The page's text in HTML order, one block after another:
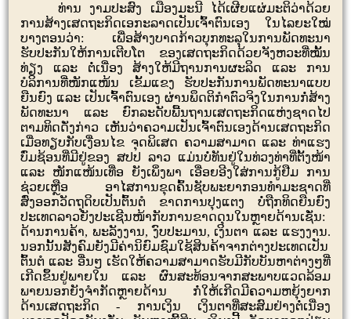
ທ່ານ ງາມປະສົງ ເມືອງມະນີ ໄດ້ເຜີຍແຜ່ມະຕິວ່າດ້ວຍ
ການສ້າງເສດຖະກິດເອກະລາດເປັນເຈົ້າຕົນເອງ ໃນໄລຍະໃໝ່
ບາງຕອນວ່າ: ເພື່ອສ້າງບາດກ້າວບຸກທະລຸໃນການພັດທະນາ
ຮັບປະກັນໃຫ້ການເຕີບໂຕ ຂອງເສດຖະກິດດ້ວຍຈັງຫວະທີ່ໝັ້ນ
ທ່ຽງ ແລະ ຕໍ່ເນື່ອງ ສ້າງໃຫ້ມີຖານການຜະລິດ ແລະ ການ
ບໍລິການທີ່ໜັກແໜ້ນ ເຂັ້ມແຂງ ຮັບປະກັນການພັດທະນາແບບ
ຍືນຍົງ ແລະ ເປັນເຈົ້າຕົນເອງ ຜ່ານພຶດຕິກຳຕົວຈິງໃນການກໍ່ສ້າງ
ພັດທະນາ ແລະ ຍົກລະດັບພື້ນຖານເສດຖະກິດແຫ່ງຊາດໄປ
ຕາມທິດດັ່ງກ່າວ ເຫັນວ່າຄວາມເປັນເຈົ້າຕົນເອງດ້ານເສດຖະກິດ
ເມື່ອທຽບກັບເງື່ອນໄຂ ຈຸດພິເສດ ຄວາມສາມາດ ແລະ ທ່າແຮງ
ບົ່ມຊ້ອນທີ່ມີຢູ່ຂອງ ສປປ ລາວ ແມ່ນບໍ່ທັນຢູ່ໃນທ່ວງທ່າທີ່ຕັ້ງໜ້າ
ແລະ ໜັກແໜ້ນເທື່ອ ຍັງເພິ່ງພາ ເອື່ອຍອີງໃສ່ການກູ້ຢືມ ການ
ຊ່ວຍເຫຼືອ ອາໄສການຂຸດຄົ້ນຊັບພະຍາກອນທໍາມະຊາດທີ່
ສົ່ງອອກວັດຖຸດິບເປັນຕົ້ນຕໍ ຂາດການປຸງແຕງ ບໍ່ຖືກທິດຍືນຍົງ
ປະເທດລາວຍັງປະເຊີນໜ້າກັບການຂາດດຸນໃນຫຼາຍດ້ານເຊັ່ນ:
ດ້ານການຄ້າ, ພະລັງງານ,ງົບປະມານ, ເງິນຕາ ແລະ ແຮງງານ.
ນອກນັ້ນສັງຄົມຍັງມີຄ່ານິຍົມຊົມໃຊ້ສິນຄ້າຈາກຕ່າງປະເທດເປັນ
ຕົ້ນຕໍ ແລະ ອື່ນໆ ເຮັດໃຫ້ຄວາມສາມາດຮັບມີກັບບັນຫາຕ່າງໆທີ່
ເກີດຂຶ້ນຢູ່ພາຍໃນ ແລະ ຜົນສະທ້ອນຈາກສະພາບແວດລ້ອມ
ພາຍນອກຍັງຈຳກັດຫຼາຍດ້ານ ກໍ່ໃຫ້ເກີດມີຄວາມຫຍຸ້ງຍາກ
ດ້ານເສດຖະກິດ - ການເງິນ ເງິນຕາທີ່ສະສົມຢ່າງຕໍ່ເນື່ອງ